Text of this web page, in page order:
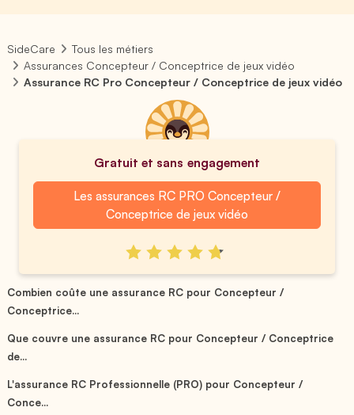
SideCare
Tous les métiers
Assurances Concepteur / Conceptrice de jeux vidéo
Assurance RC Pro Concepteur / Conceptrice de jeux vidéo
Gratuit et sans engagement
Les assurances RC PRO Concepteur /
Conceptrice de jeux vidéo
Combien coûte une assurance RC pour Concepteur /
Conceptrice...
Que couvre une assurance RC pour Concepteur / Conceptrice
de...
L'assurance RC Professionnelle (PRO) pour Concepteur /
Conce...